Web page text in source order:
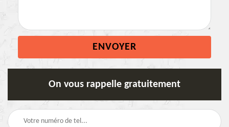
On vous rappelle gratuitement